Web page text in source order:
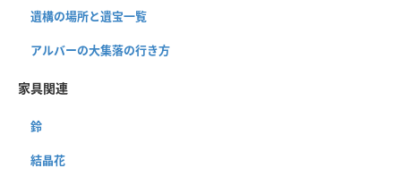
遺構の場所と遺宝一覧
アルバーの大集落の行き方
家具関連
鈴
結晶花